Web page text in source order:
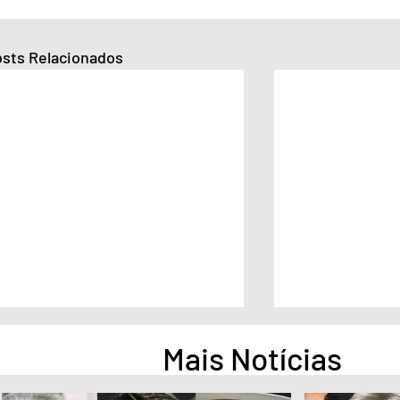
Relacionados
Mais Notícias